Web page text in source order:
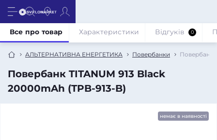
АЛЬТЕРНАТИВНА ЕНЕРГЕТИКА Повербанки Повербанк
Повербанк TITANUM 913 Black
20000mAh (TPB-913-B)
Все про товар Характеристики Відгуків 0
немає в наявності